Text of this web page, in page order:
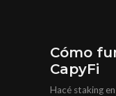
Cómo
CapyFi
Hacé staking